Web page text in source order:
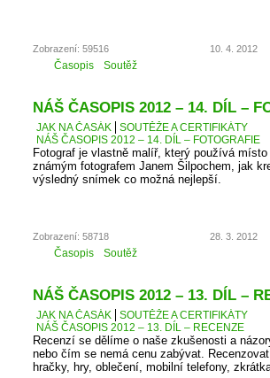
Zobrazení: 59516 10. 4. 2012
Časopis Soutěž
NÁŠ ČASOPIS 2012 – 14. DÍL –
JAK NA ČASÁK
SOUTĚŽE A CERTIFIKÁTY
NÁŠ ČASOPIS 2012 – 14. DÍL – FOTOGRAFIE
Fotograf je vlastně malíř, který používá
známým fotografem Janem Šilpochem, jak
výsledný snímek co možná nejlepší.
Zobrazení: 58718 28. 3. 2012
Časopis Soutěž
NÁŠ ČASOPIS 2012 – 13. DÍL –
JAK NA ČASÁK
SOUTĚŽE A CERTIFIKÁTY
NÁŠ ČASOPIS 2012 – 13. DÍL – RECENZE
Recenzí se dělíme o naše zkušenosti a
nebo čím se nemá cenu zabývat.
hračky, hry, oblečení, mobilní telefony,